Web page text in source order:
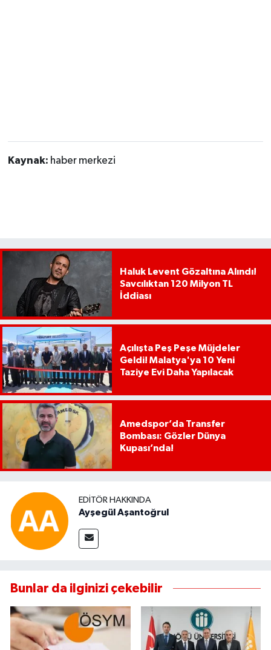
Kaynak: haber merkezi
Haluk Levent Gözaltına Alındı!
Savcılıktan 120 Milyon TL
İddiası
Açılışta Peş Peşe Müjdeler
Geldi! Malatya'ya 10 Yeni
Taziye Evi Daha Yapılacak
Amedspor’da Transfer
Bombası: Gözler Dünya
Kupası’nda!
EDITÖR HAKKINDA
Ayşegül Aşantoğrul
Bunlar da ilginizi çekebilir